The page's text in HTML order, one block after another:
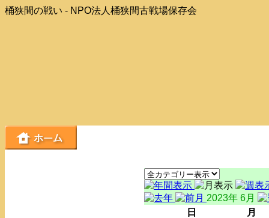
桶狭間の戦い - NPO法人桶狭間古戦場保存会
2023年 6月
日
月